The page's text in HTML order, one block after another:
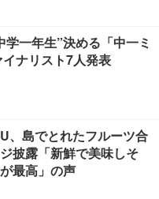
学一年生”決める「中一ミ
ナリスト7人発表
、島でとれたフルーツ合
披露「新鮮で美味しそ
最高」の声